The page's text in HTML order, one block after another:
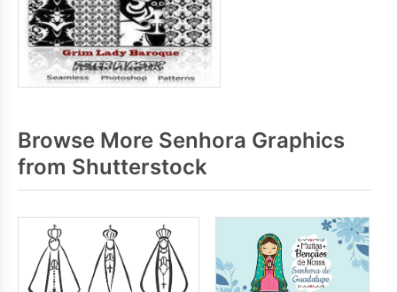
Browse More Senhora Graphics
from Shutterstock